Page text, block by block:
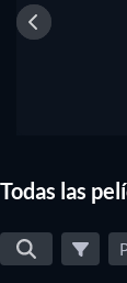
Todas las